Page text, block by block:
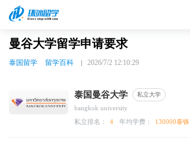
曼谷大学留学申请要求
泰国留学 留学百科 2026/7/2 12:10:29
泰国曼谷大学 私立大学
bangkok university
私立排名：
4 年均学费： 130000泰铢